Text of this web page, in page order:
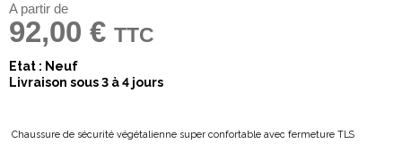
A partir de
92,00 € TTC
Etat : Neuf
Livraison sous 3 à 4 jours
Chaussure de sécurité végétalienne super confortable avec fermeture TLS